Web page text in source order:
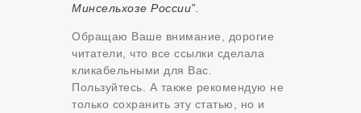
Минсельхозе России”.
Обращаю Ваше внимание, дорогие
читатели, что все ссылки сделала
кликабельными для Вас.
Пользуйтесь. А также рекомендую не
только сохранить эту статью, но и